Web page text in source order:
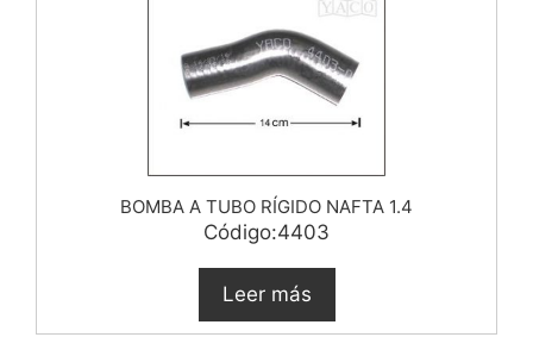
BOMBA A TUBO RÍGIDO NAFTA 1.4
Código:4403
Leer más